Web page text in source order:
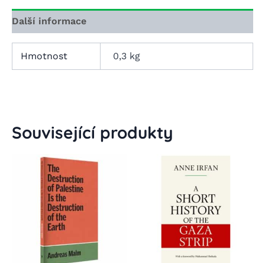
Další informace
Hmotnost 0,3 kg
Související produkty